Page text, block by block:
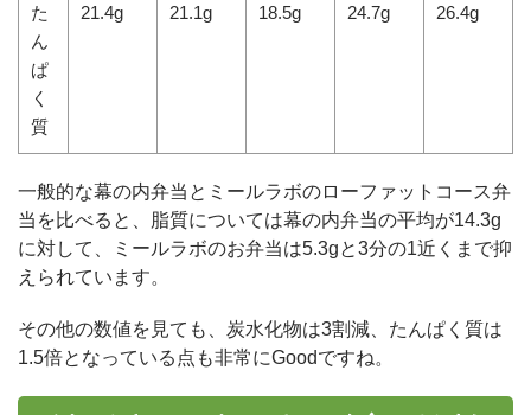
た
ん
ぱ
く
質
21.4g 21.1g 18.5g 24.7g 26.4g
一般的な幕の内弁当とミールラボのローファットコース弁
当を比べると、脂質については幕の内弁当の平均が14.3g
に対して、ミールラボのお弁当は5.3gと3分の1近くまで抑
えられています。
その他の数値を見ても、炭水化物は3割減、たんぱく質は
1.5倍となっている点も非常にGoodですね。